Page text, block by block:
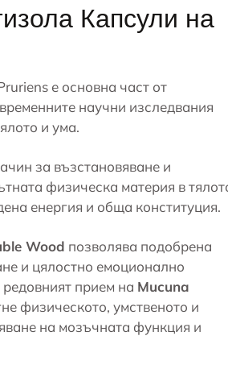
Капсули на
е основна част от
научни изследвания
и ума.
за възстановяване и
физическа материя в
енергия и обща конституция.
Wood позволява подобрена
и цялостно емоционално
прием на Mucuna
физическото, умственото и
на мозъчната функция и